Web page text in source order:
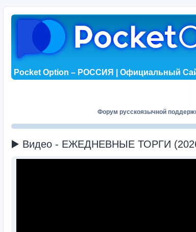
Pocket Option – РОССИЯ | Официальный
Форум русскоязычной
▶️ Видео - ЕЖЕДНЕВНЫЕ ТОРГИ